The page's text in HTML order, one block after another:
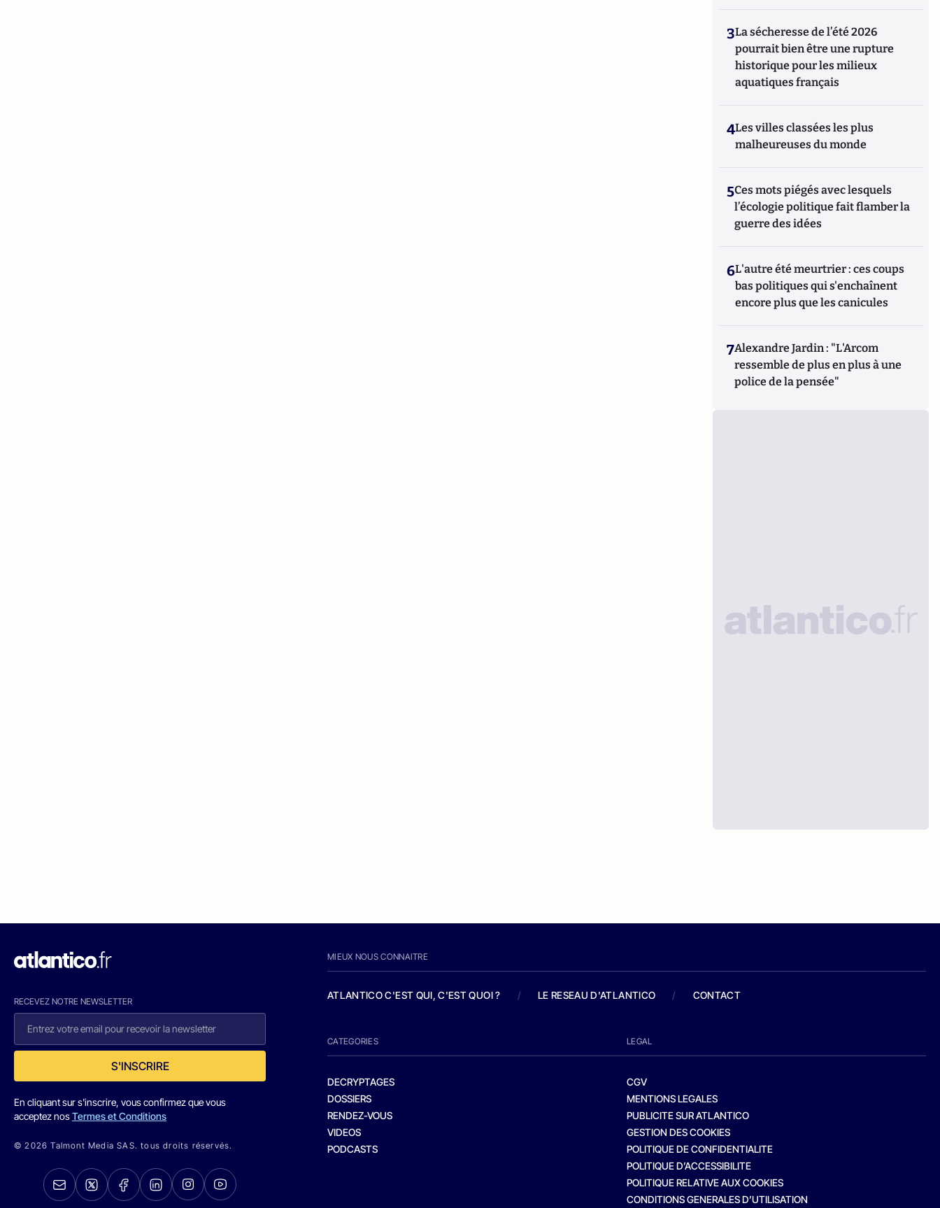
3La sécheresse de l’été 2026
pourrait bien être une rupture
historique pour les milieux
aquatiques français
4Les villes classées les plus
malheureuses du monde
5Ces mots piégés avec lesquels
l’écologie politique fait flamber la
guerre des idées
6L'autre été meurtrier : ces coups
bas politiques qui s'enchaînent
encore plus que les canicules
7Alexandre Jardin : "L'Arcom
ressemble de plus en plus à une
police de la pensée"
RECEVEZ NOTRE NEWSLETTER
S'INSCRIRE
En cliquant sur s'inscrire, vous confirmez que vous
acceptez nosTermes et Conditions
© 2026 Talmont Media SAS. tous droits réservés.
MIEUX NOUS CONNAITRE
ATLANTICO C'EST QUI, C'EST QUOI ? / LE RESEAU D'ATLANTICO / CONTACT
CATEGORIES
DECRYPTAGES
DOSSIERS
RENDEZ-VOUS
VIDEOS
PODCASTS
LEGAL
CGV
MENTIONS LEGALES
PUBLICITE SUR ATLANTICO
GESTION DES COOKIES
POLITIQUE DE CONFIDENTIALITE
POLITIQUE D’ACCESSIBILITE
POLITIQUE RELATIVE AUX COOKIES
CONDITIONS GENERALES D’UTILISATION